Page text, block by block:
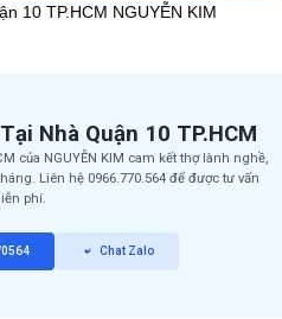
10 TP.HCM NGUYỄN KIM
Nhà Quận 10 TP.HCM
của NGUYỄN KIM cam kết thợ lành nghề,
Liên hệ 0966.770.564 để được tư vấn
phí.
Chat Zalo